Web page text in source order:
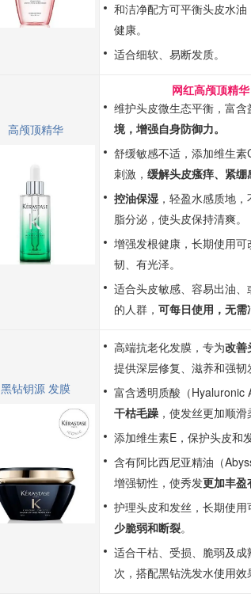
和洁净配方可平衡头皮水
健康。
适合细软、易断发质。
高颅顶精华
网红高颅顶精
维护头皮微生态平衡，富含
境，增强自身防御力。
舒缓敏感不适，添加维生
刺激， 缓解头皮瘙痒、紧绷
控油保湿 ，轻盈水感质地
脂分泌，使头皮保持清爽。
增强发根健康，长期使用
韧、有光泽。
适合头皮敏感、容易出油
的人群， 可每日使用，无需
黑钻钥源 发膜
高端抗老化发膜，专为改善
提供深层修复、滋养和强韧
富含透明质酸（Hyaluronic
干枯毛躁 ，使发丝更加顺滑
添加维生素E，保护头皮和
含有阿比西尼亚精油（
增强韧性，使秀发更加丰盈
护理头皮和发丝，长期使用
少脆弱和断裂。
适合干枯、受损、脆弱及
次，搭配黑钻洗发水使用效